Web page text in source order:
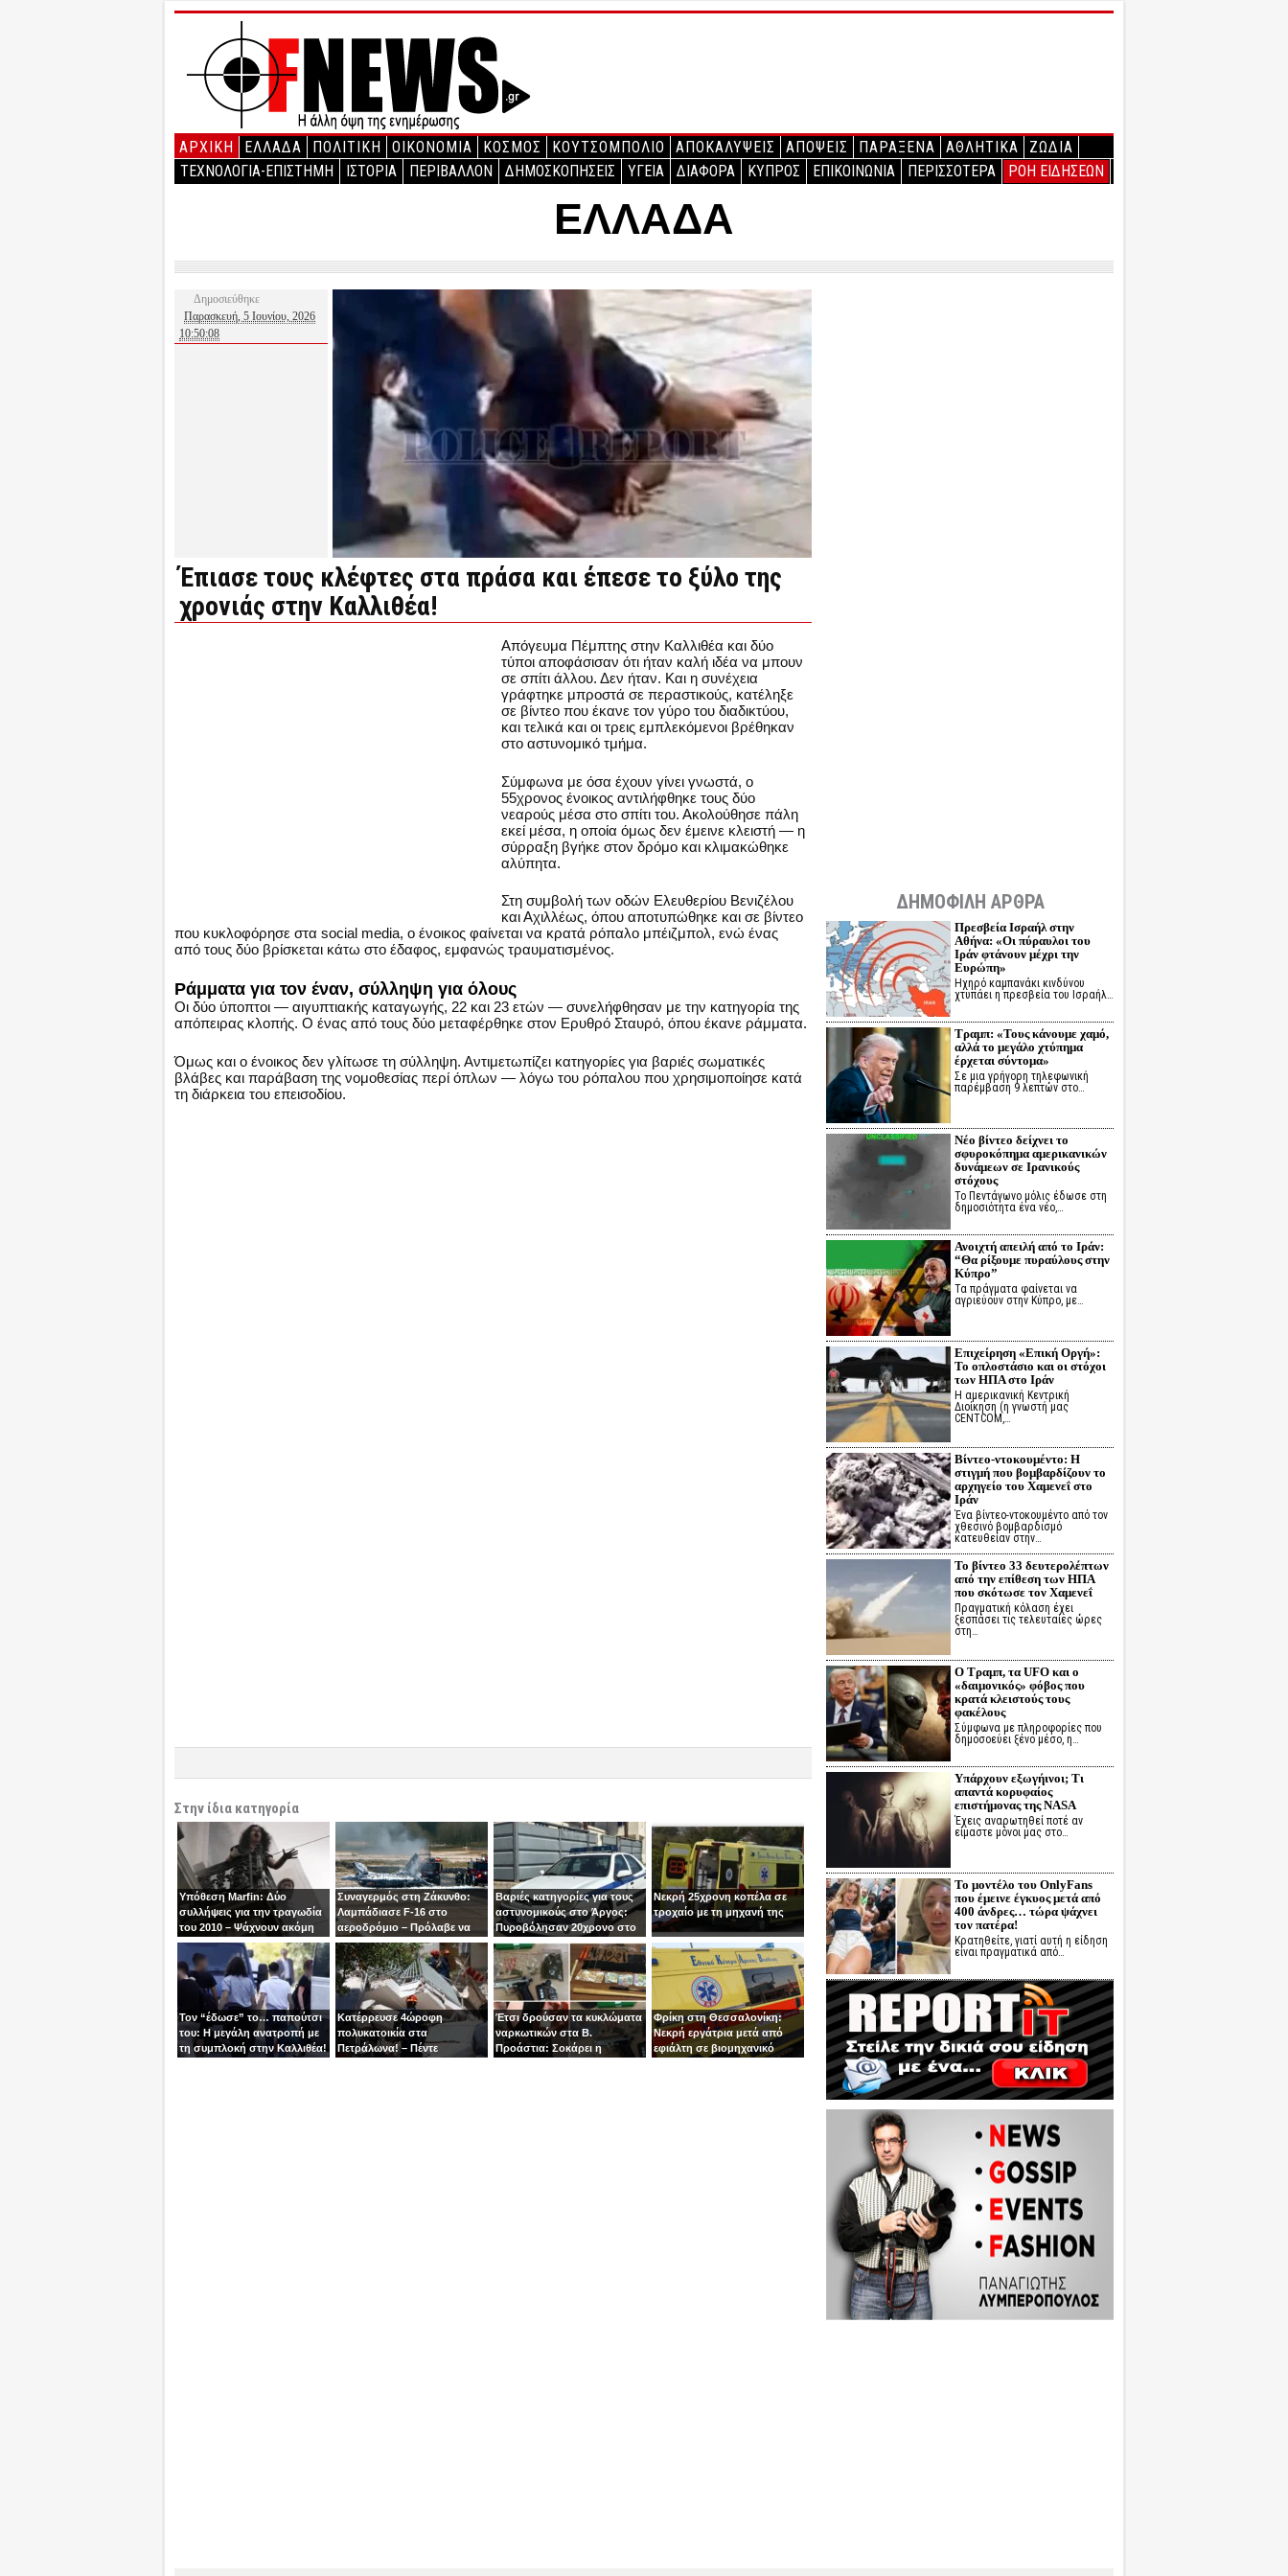
ΑΡΧΙΚΉ ΕΛΛΑΔΑ ΠΟΛΙΤΙΚΗ ΟΙΚΟΝΟΜΙΑ ΚΟΣΜΟΣ ΚΟΥΤΣΟΜΠΟΛΙΟ ΑΠΟΚΑΛΥΨΕΙΣ ΑΠΟΨΕΙΣ ΠΑΡΑΞΕΝΑ ΑΘΛΗΤΙΚΑ
ΖΩΔΙΑ
ΤΕΧΝΟΛΟΓΙΑ-ΕΠΙΣΤΗΜΗ
ΙΣΤΟΡΙΑ ΠΕΡΙΒΑΛΛΟΝ ΔΗΜΟΣΚΟΠΗΣΕΙΣ ΥΓΕΙΑ ΔΙΑΦΟΡΑ ΚΥΠΡΟΣ ΕΠΙΚΟΙΝΩΝΙΑ ΠΕΡΙΣΣΟΤΕΡΑ ΡΟΗ ΕΙΔΗΣΕΩΝ
ΕΛΛΑΔΑ
Δημοσιεύθηκε
Παρασκευή, 5 Ιουνίου, 2026
10:50:08
Έπιασε τους κλέφτες στα πράσα και έπεσε το ξύλο της
χρονιάς στην Καλλιθέα!
Απόγευμα Πέμπτης στην Καλλιθέα και δύο
τύποι αποφάσισαν ότι ήταν καλή ιδέα να μπουν
σε σπίτι άλλου. Δεν ήταν. Και η συνέχεια
γράφτηκε μπροστά σε περαστικούς, κατέληξε
σε βίντεο που έκανε τον γύρο του διαδικτύου,
και τελικά και οι τρεις εμπλεκόμενοι βρέθηκαν
στο αστυνομικό τμήμα.
Σύμφωνα με όσα έχουν γίνει γνωστά, ο
55χρονος ένοικος αντιλήφθηκε τους δύο
νεαρούς μέσα στο σπίτι του. Ακολούθησε πάλη
εκεί μέσα, η οποία όμως δεν έμεινε κλειστή — η
σύρραξη βγήκε στον δρόμο και κλιμακώθηκε
αλύπητα.
Στη συμβολή των οδών Ελευθερίου Βενιζέλου
και Αχιλλέως, όπου αποτυπώθηκε και σε βίντεο
που κυκλοφόρησε στα social media, ο ένοικος φαίνεται να κρατά ρόπαλο μπέιζμπολ, ενώ ένας
από τους δύο βρίσκεται κάτω στο έδαφος, εμφανώς τραυματισμένος.
Ράμματα για τον έναν, σύλληψη για όλους
Οι δύο ύποπτοι — αιγυπτιακής καταγωγής, 22 και 23 ετών — συνελήφθησαν με την κατηγορία της
απόπειρας κλοπής. Ο ένας από τους δύο μεταφέρθηκε στον Ερυθρό Σταυρό, όπου έκανε ράμματα.
Όμως και ο ένοικος δεν γλίτωσε τη σύλληψη. Αντιμετωπίζει κατηγορίες για βαριές σωματικές
βλάβες και παράβαση της νομοθεσίας περί όπλων — λόγω του ρόπαλου που χρησιμοποίησε κατά
τη διάρκεια του επεισοδίου.
Στην ίδια κατηγορία
Υπόθεση Marfin: Δύο
συλλήψεις για την τραγωδία
του 2010 – Ψάχνουν ακόμη
μία γυναίκα
Συναγερμός στη Ζάκυνθο:
Λαμπάδιασε F-16 στο
αεροδρόμιο – Πρόλαβε να
βγει την τελευταία στιγμή ο
χειριστής
Βαριές κατηγορίες για τους
αστυνομικούς στο Άργος:
Πυροβόλησαν 20χρονο στο
κεφάλι
Νεκρή 25χρονη κοπέλα σε
τροχαίο με τη μηχανή της
Τον “έδωσε” το… παπούτσι
του: Η μεγάλη ανατροπή με
τη συμπλοκή στην Καλλιθέα!
Κατέρρευσε 4ώροφη
πολυκατοικία στα
Πετράλωνα! – Πέντε
Έτσι δρούσαν τα κυκλώματα
ναρκωτικών στα Β.
Προάστια: Σοκάρει η
Φρίκη στη Θεσσαλονίκη:
Νεκρή εργάτρια μετά από
εφιάλτη σε βιομηχανικό
ΔΗΜΟΦΙΛΗ ΑΡΘΡΑ
Πρεσβεία Ισραήλ στην
Αθήνα: «Οι πύραυλοι του
Ιράν φτάνουν μέχρι την
Ευρώπη»
Ηχηρό καμπανάκι κινδύνου
χτυπάει η πρεσβεία του Ισραήλ…
Τραμπ: «Τους κάνουμε χαμό,
αλλά το μεγάλο χτύπημα
έρχεται σύντομα»
Σε μια γρήγορη τηλεφωνική
παρέμβαση 9 λεπτών στο…
Νέο βίντεο δείχνει το
σφυροκόπημα αμερικανικών
δυνάμεων σε Ιρανικούς
στόχους
Το Πεντάγωνο μόλις έδωσε στη
δημοσιότητα ένα νέο,…
Ανοιχτή απειλή από το Ιράν:
“Θα ρίξουμε πυραύλους στην
Κύπρο”
Τα πράγματα φαίνεται να
αγριεύουν στην Κύπρο, με…
Επιχείρηση «Επική Οργή»:
Το οπλοστάσιο και οι στόχοι
των ΗΠΑ στο Ιράν
Η αμερικανική Κεντρική
Διοίκηση (η γνωστή μας
CENTCOM,…
Βίντεο-ντοκουμέντο: Η
στιγμή που βομβαρδίζουν το
αρχηγείο του Χαμενεΐ στο
Ιράν
Ένα βίντεο-ντοκουμέντο από τον
χθεσινό βομβαρδισμό
κατευθείαν στην…
Το βίντεο 33 δευτερολέπτων
από την επίθεση των ΗΠΑ
που σκότωσε τον Χαμενεΐ
Πραγματική κόλαση έχει
ξεσπάσει τις τελευταίες ώρες
στη…
Ο Τραμπ, τα UFO και ο
«δαιμονικός» φόβος που
κρατά κλειστούς τους
φακέλους
Σύμφωνα με πληροφορίες που
δημοσοεύει ξένο μέσο, η…
Υπάρχουν εξωγήινοι; Τι
απαντά κορυφαίος
επιστήμονας της NASA
Έχεις αναρωτηθεί ποτέ αν
είμαστε μόνοι μας στο…
Το μοντέλο του OnlyFans
που έμεινε έγκυος μετά από
400 άνδρες… τώρα ψάχνει
τον πατέρα!
Κρατηθείτε, γιατί αυτή η είδηση
είναι πραγματικά από…